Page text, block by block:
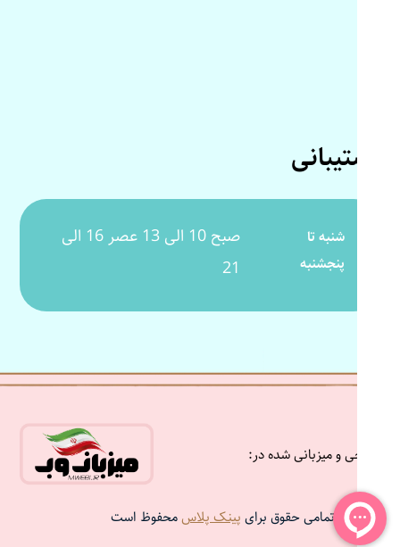
پشتیبانی
شنبه تا
پنجشنبه
صبح 10 الی 13 عصر 16 الی
21
طراحی و میزبانی شده در:
تمامی حقوق برای پینک پلاسمحفوظ است